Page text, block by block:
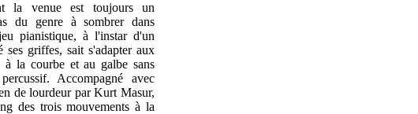
la venue est toujours un
du genre à sombrer dans
pianistique, à l'instar d'un
ses griffes, sait s'adapter aux
à la courbe et au galbe sans
Accompagné avec
de lourdeur par Kurt Masur,
des trois mouvements à la